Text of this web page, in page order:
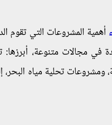
أهمية المشروعات التي تقوم
في مجالات متنوعة،
ومشروعات تحلية مياه